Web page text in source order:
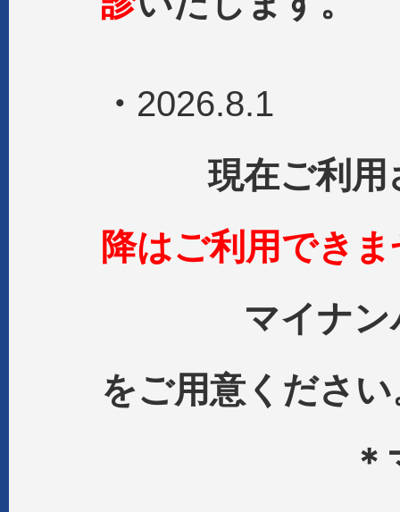
・ 2026.8.1
現在ご利用
降はご利用でき
マイナンバー
をご用意ください
＊マイナン